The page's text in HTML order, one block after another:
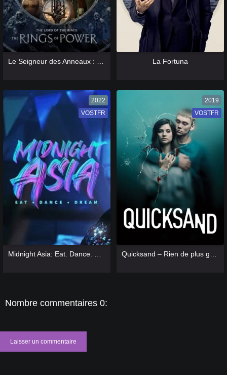
La Fortuna
2022
VF
VOSTFR
2019
VF
VOSTFR
Nombre commentaires 0:
Laisser un commentaire